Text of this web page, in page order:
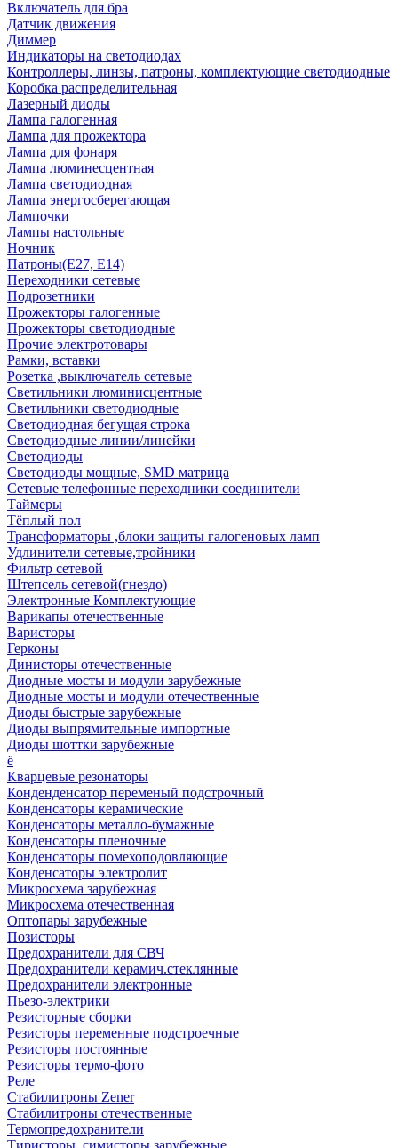
Включатель для бра
Датчик движения
Диммер
Индикаторы на светодиодах
Контроллеры, линзы, патроны, комплектующие светодиодные
Коробка распределительная
Лазерный диоды
Лампа галогенная
Лампа для прожектора
Лампа для фонаря
Лампа люминесцентная
Лампа светодиодная
Лампа энергосберегающая
Лампочки
Лампы настольные
Ночник
Патроны(Е27, Е14)
Переходники сетевые
Подрозетники
Прожекторы галогенные
Прожекторы светодиодные
Прочие электротовары
Рамки, вставки
Розетка ,выключатель сетевые
Светильники люминисцентные
Светильники светодиодные
Светодиодная бегущая строка
Светодиодные линии/линейки
Светодиоды
Светодиоды мощные, SMD матрица
Сетевые телефонные переходники соединители
Таймеры
Тёплый пол
Трансформаторы ,блоки защиты галогеновых ламп
Удлинители сетевые,тройники
Фильтр сетевой
Штепсель сетевой(гнездо)
Электронные Комплектующие
Варикапы отечественные
Варисторы
Герконы
Динисторы отечественные
Диодные мосты и модули зарубежные
Диодные мосты и модули отечественные
Диоды быстрые зарубежные
Диоды выпрямительные импортные
Диоды шоттки зарубежные
ё
Кварцевые резонаторы
Конденденсатор переменый подстрочный
Конденсаторы керамические
Конденсаторы металло-бумажные
Конденсаторы пленочные
Конденсаторы помехоподовляющие
Конденсаторы электролит
Микросхема зарубежная
Микросхема отечественная
Оптопары зарубежные
Позисторы
Предохранители для СВЧ
Предохранители керамич.стеклянные
Предохранители электронные
Пьезо-электрики
Резисторные сборки
Резисторы переменные подстроечные
Резисторы постоянные
Резисторы термо-фото
Реле
Стабилитроны Zener
Стабилитроны отечественные
Термопредохранители
Тиристоры, симисторы зарубежные